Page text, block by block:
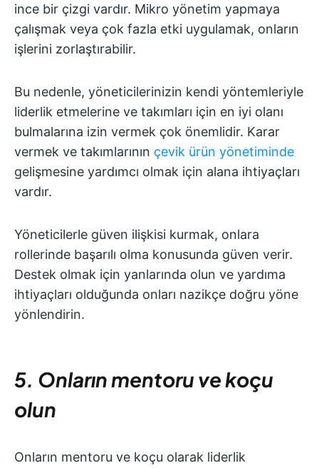
ince bir çizgi vardır. Mikro yönetim yapmaya
çalışmak veya çok fazla etki uygulamak, onların
işlerini zorlaştırabilir.
Bu nedenle, yöneticilerinizin kendi yöntemleriyle
liderlik etmelerine ve takımları için en iyi olanı
bulmalarına izin vermek çok önemlidir. Karar
vermek ve takımlarının çevik ürün yönetiminde
gelişmesine yardımcı olmak için alana ihtiyaçları
vardır.
Yöneticilerle güven ilişkisi kurmak, onlara
rollerinde başarılı olma konusunda güven verir.
Destek olmak için yanlarında olun ve yardıma
ihtiyaçları olduğunda onları nazikçe doğru yöne
yönlendirin.
5. Onların mentoru ve koçu
olun
Onların mentoru ve koçu olarak liderlik